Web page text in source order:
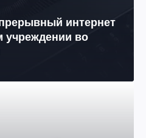
интернет
учреждении во